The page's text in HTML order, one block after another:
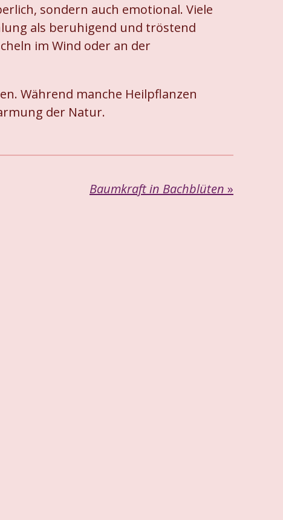
sondern auch emotional. Viele
als beruhigend und tröstend
im Wind oder an der
Während manche Heilpflanzen
der Natur.
Baumkraft in Bachblüten »